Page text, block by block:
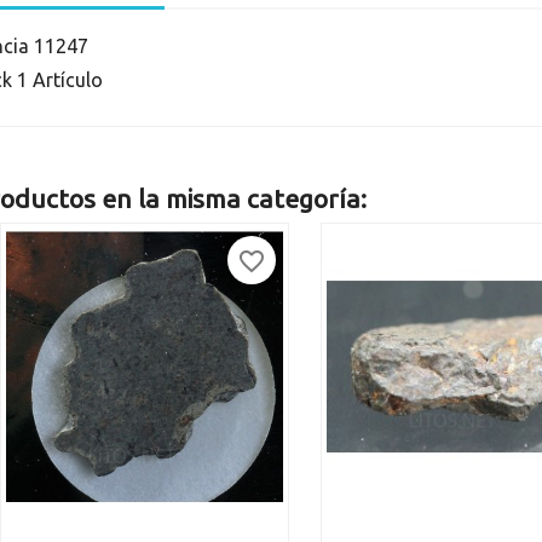
11247
1 Artículo
en la misma categoría:
favorite_border